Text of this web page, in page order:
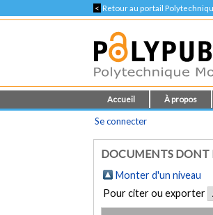
< Retour au portail
Accueil À propos
Se connecter
DOCUMENTS DONT
Monter d'un niveau
Pour citer ou exporter